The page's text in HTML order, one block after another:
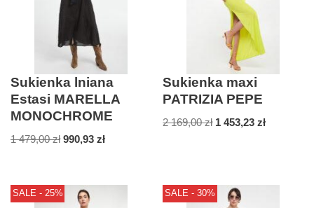
Sukienka lniana
Estasi MARELLA
MONOCHROME
1 479,00zł 990,93 zł
Sukienka maxi
PATRIZIA PEPE
2 169,00zł 1 453,23zł
SALE - 25% SALE - 30%